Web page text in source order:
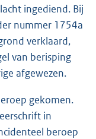
ingediend. Bij
nummer 1754a
verklaard,
van berisping
afgewezen.
gekomen.
in
beroep